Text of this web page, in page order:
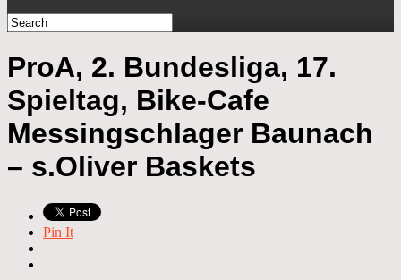
ProA, 2. Bundesliga, 17.
Spieltag, Bike-Cafe
Messingschlager Baunach
– s.Oliver Baskets
Pin It